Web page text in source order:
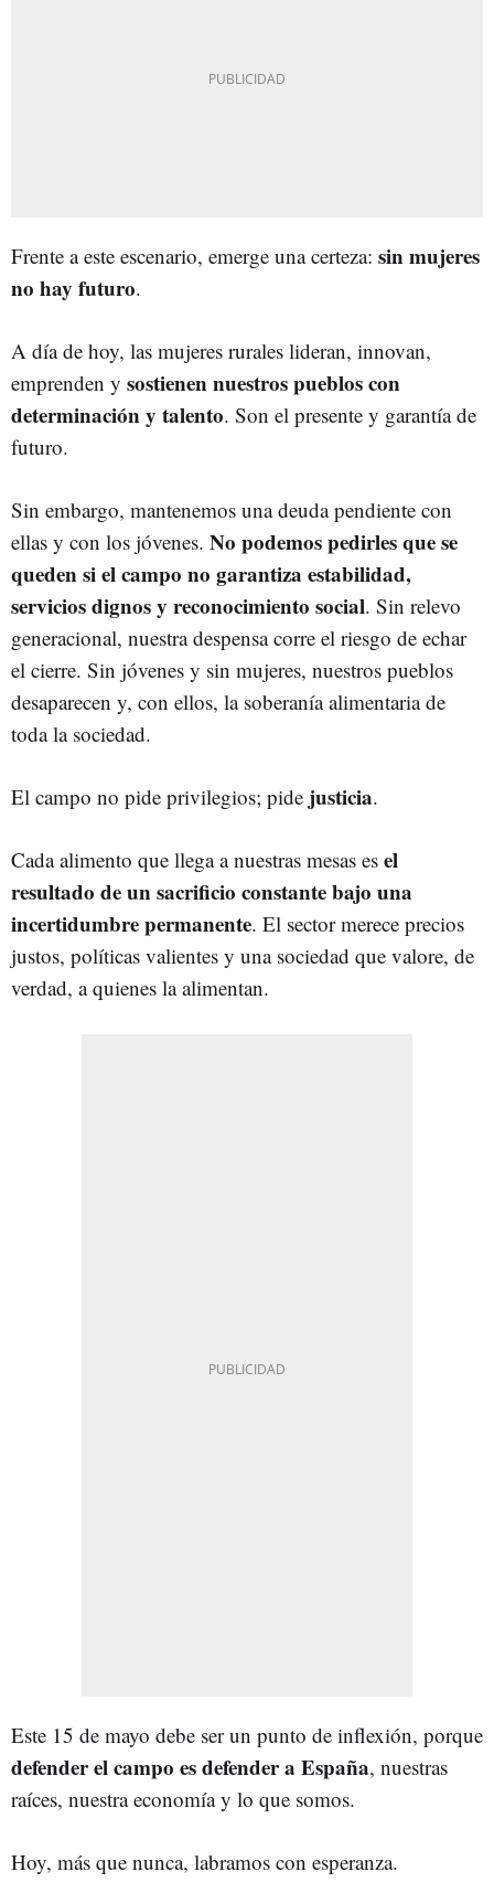
Frente a este escenario, emerge una certeza: sin mujeres
no hay futuro.
A día de hoy, las mujeres rurales lideran, innovan,
emprenden y sostienen nuestros pueblos con
determinación y talento. Son el presente y garantía de
futuro.
Sin embargo, mantenemos una deuda pendiente con
ellas y con los jóvenes. No podemos pedirles que se
queden si el campo no garantiza estabilidad,
servicios dignos y reconocimiento social. Sin relevo
generacional, nuestra despensa corre el riesgo de echar
el cierre. Sin jóvenes y sin mujeres, nuestros pueblos
desaparecen y, con ellos, la soberanía alimentaria de
toda la sociedad.
El campo no pide privilegios; pide justicia.
Cada alimento que llega a nuestras mesas es el
resultado de un sacrificio constante bajo una
incertidumbre permanente. El sector merece precios
justos, políticas valientes y una sociedad que valore, de
verdad, a quienes la alimentan.
Este 15 de mayo debe ser un punto de inflexión, porque
defender el campo es defender a España, nuestras
raíces, nuestra economía y lo que somos.
Hoy, más que nunca, labramos con esperanza.